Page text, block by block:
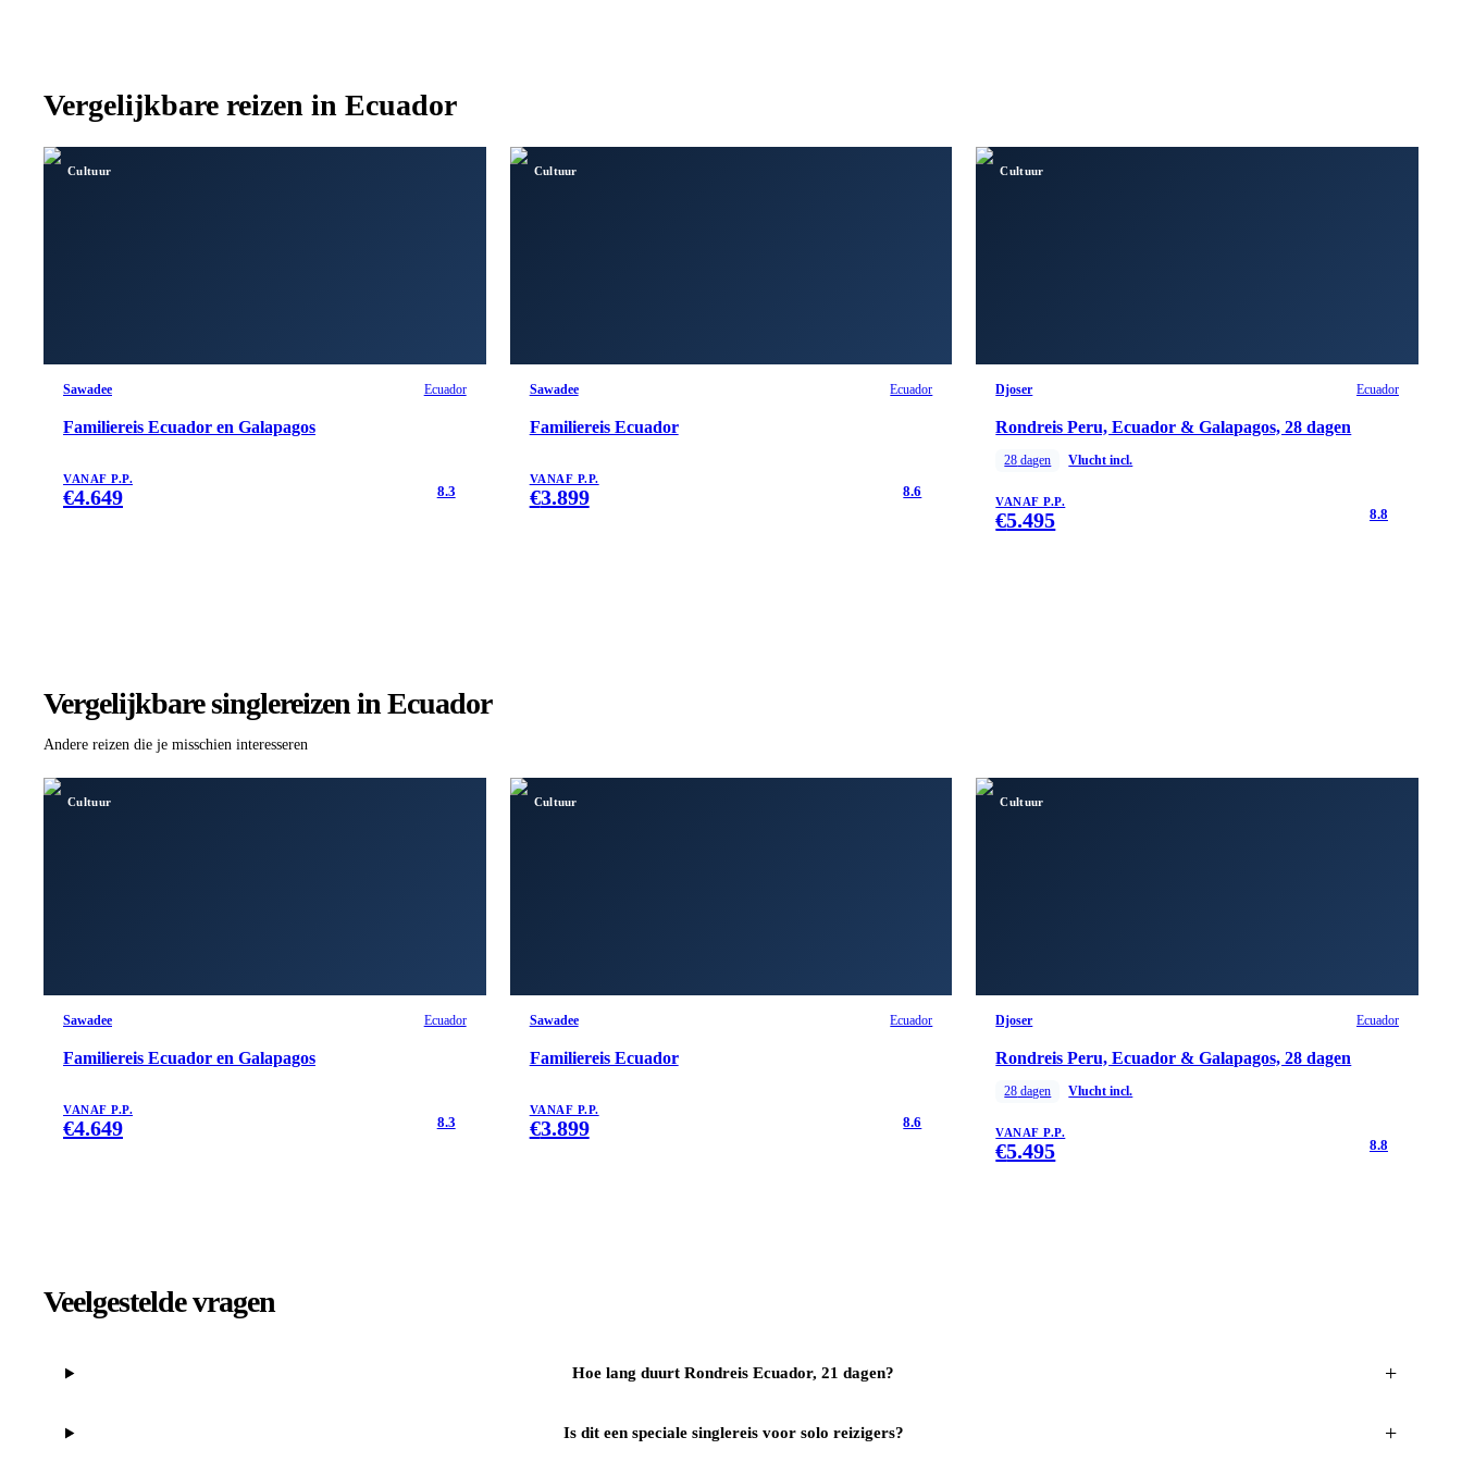
Vergelijkbare reizen in Ecuador
Cultuur
Sawadee Ecuador
Familiereis Ecuador en Galapagos
VANAF P.P.
€4.649 8.3
Cultuur
Sawadee Ecuador
Familiereis Ecuador
VANAF P.P.
€3.899 8.6
Cultuur
Djoser Ecuador
Rondreis Peru, Ecuador & Galapagos, 28 dagen
28 dagen Vlucht incl.
VANAF P.P.
€5.495 8.8
Vergelijkbare singlereizen in Ecuador
Andere reizen die je misschien interesseren
Cultuur
Sawadee Ecuador
Familiereis Ecuador en Galapagos
VANAF P.P.
€4.649 8.3
Cultuur
Sawadee Ecuador
Familiereis Ecuador
VANAF P.P.
€3.899 8.6
Cultuur
Djoser Ecuador
Rondreis Peru, Ecuador & Galapagos, 28 dagen
28 dagen Vlucht incl.
VANAF P.P.
€5.495 8.8
Veelgestelde vragen
Hoe lang duurt Rondreis Ecuador, 21 dagen? +
Is dit een speciale singlereis voor solo reizigers? +